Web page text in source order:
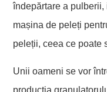
îndepărtare a
mașina de peleți
peleții, ceea ce poate
Unii oameni se vor
producția